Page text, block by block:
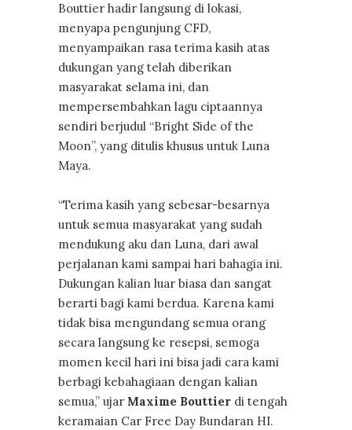
Bouttier hadir langsung di lokasi,
menyapa pengunjung CFD,
menyampaikan rasa terima kasih atas
dukungan yang telah diberikan
masyarakat selama ini, dan
mempersembahkan lagu ciptaannya
sendiri berjudul “Bright Side of the
Moon”, yang ditulis khusus untuk Luna
Maya.
“Terima kasih yang sebesar-besarnya
untuk semua masyarakat yang sudah
mendukung aku dan Luna, dari awal
perjalanan kami sampai hari bahagia ini.
Dukungan kalian luar biasa dan sangat
berarti bagi kami berdua. Karena kami
tidak bisa mengundang semua orang
secara langsung ke resepsi, semoga
momen kecil hari ini bisa jadi cara kami
berbagi kebahagiaan dengan kalian
semua,” ujar Maxime Bouttier di tengah
keramaian Car Free Day Bundaran HI.